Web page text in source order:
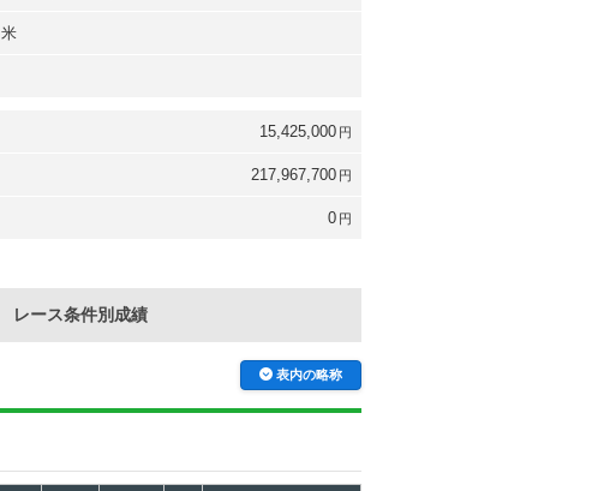
米
15,425,000 円
217,967,700 円
0 円
レース条件別成績
表内の略称